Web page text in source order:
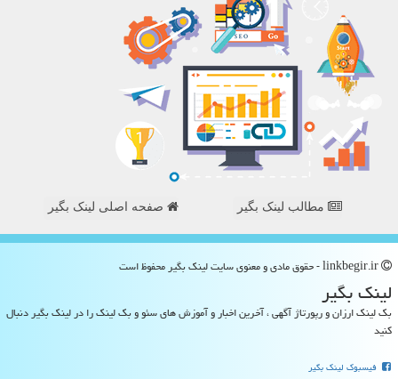
مطالب لینک بگیر صفحه اصلی لینک بگیر
لینك بگیر
بک لینک ارزان و رپورتاژ آگهی ، آخرین اخبار و آموزش های سئو و بک لینک را در لینک بگیر دنبال
کنید
فیسبوک لینک بگیر